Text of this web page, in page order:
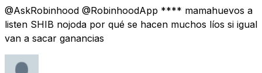
@AskRobinhood @RobinhoodApp **** mamahuevos a
listen SHIB nojoda por qué se hacen muchos líos si igual
van a sacar ganancias